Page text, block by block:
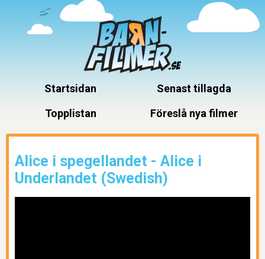
Startsidan
Senast tillagda
Topplistan
Föreslå nya filmer
Alice i spegellandet - Alice i
Underlandet (Swedish)